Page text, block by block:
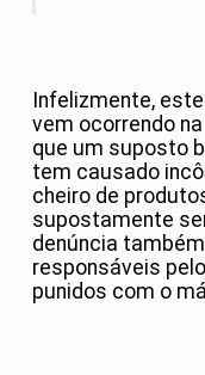
Infelizmente,
vem ocorrendo
que um suposto
tem causado
cheiro de
supostamente
denúncia
responsáveis
punidos com o